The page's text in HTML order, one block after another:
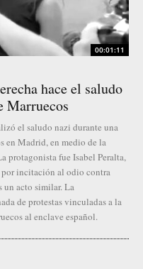
00:01:11
hace el saludo
Marruecos
el saludo nazi durante una
en Madrid, en medio de la
protagonista fue Isabel Peralta,
por incitación al odio contra
un acto similar. La
de protestas vinculadas a la
al enclave español.